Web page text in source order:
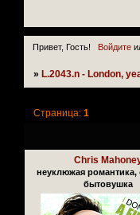
Привет, Гость! Войдите
» L.2043.n - London,
Страница:1
Chris
неуклюжая романтика,
бытовушка